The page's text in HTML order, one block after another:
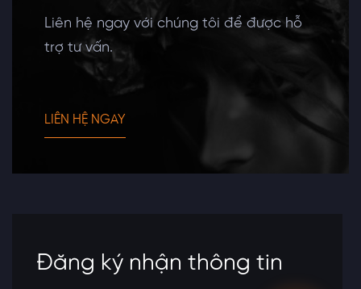
Liên hệ ngay với chúng tôi để được hỗ
trợ tư vấn.
LIÊN HỆ NGAY
Đăng ký nhận thông tin